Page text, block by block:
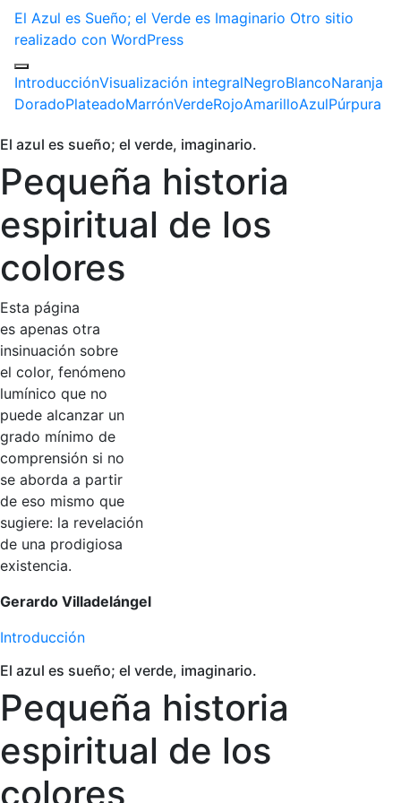
El Azul es Sueño; el Verde es Imaginario Otro sitio
realizado con WordPress
IntroducciónVisualización integralNegroBlancoNaranja
DoradoPlateadoMarrónVerdeRojoAmarilloAzulPúrpura
El azul es sueño; el verde, imaginario.
Pequeña historia
espiritual de los
colores
Esta página
es apenas otra
insinuación sobre
el color, fenómeno
lumínico que no
puede alcanzar un
grado mínimo de
comprensión si no
se aborda a partir
de eso mismo que
sugiere: la revelación
de una prodigiosa
existencia.
Gerardo Villadelángel
Introducción
El azul es sueño; el verde, imaginario.
Pequeña historia
espiritual de los
colores